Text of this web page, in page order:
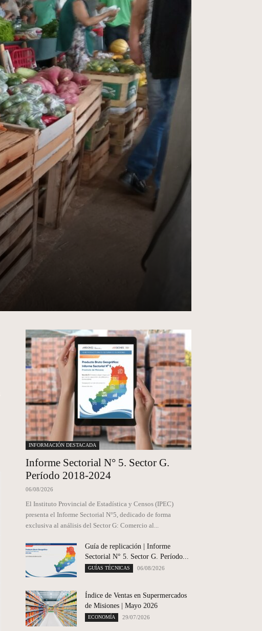
INFORMACIÓN DESTACADA
Informe Sectorial N° 5. Sector G.
Período 2018-2024
06/08/2026
El Instituto Provincial de Estadística y Censos (IPEC)
presenta el Informe Sectorial N°5, dedicado de forma
exclusiva al análisis del Sector G: Comercio al...
Guía de replicación | Informe
Sectorial N° 5. Sector G. Período...
GUÍAS TÉCNICAS 06/08/2026
Índice de Ventas en Supermercados
de Misiones | Mayo 2026
ECONOMÍA 29/07/2026